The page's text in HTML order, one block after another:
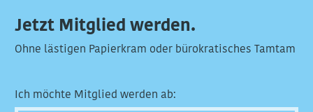
Jetzt Mitglied werden.
Ohne lästigen Papierkram oder bürokratisches Tamtam
Ich möchte Mitglied werden ab: